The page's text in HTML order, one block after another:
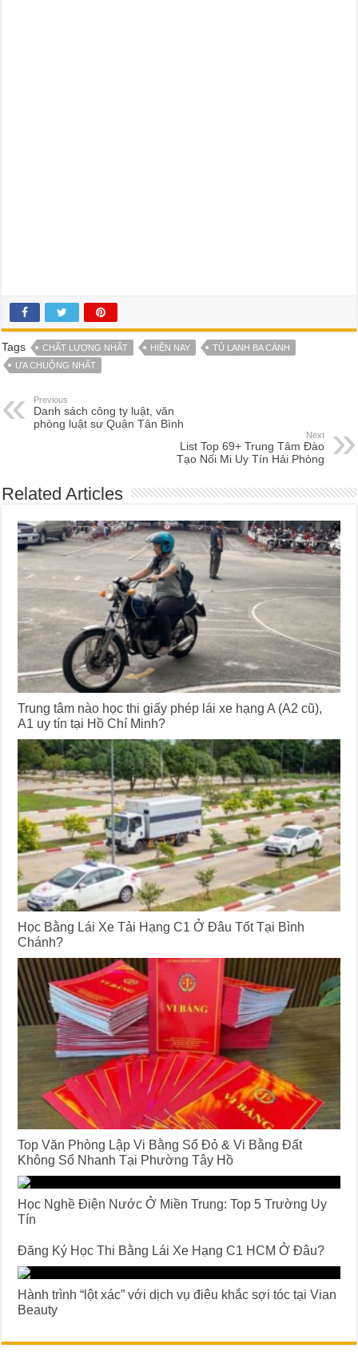
Tags CHẤT LƯỢNG NHẤT HIỆN NAY
TỦ LẠNH BA CÁNH
ƯA CHUỘNG NHẤT
Previous
Danh sách công ty luật, văn
phòng luật sư Quận Tân Bình
Next
List Top 69+ Trung Tâm Đào
Tạo Nối Mi Uy Tín Hải Phòng
Related Articles
Trung tâm nào học thi giấy phép lái xe hạng A (A2 cũ),
A1 uy tín tại Hồ Chí Minh?
Học Bằng Lái Xe Tải Hạng C1 Ở Đâu Tốt Tại Bình
Chánh?
Top Văn Phòng Lập Vi Bằng Sổ Đỏ & Vi Bằng Đất
Không Sổ Nhanh Tại Phường Tây Hồ
Học Nghề Điện Nước Ở Miền Trung: Top 5 Trường Uy
Tín
Đăng Ký Học Thi Bằng Lái Xe Hạng C1 HCM Ở Đâu?
Hành trình “lột xác” với dịch vụ điêu khắc sợi tóc tại Vian
Beauty